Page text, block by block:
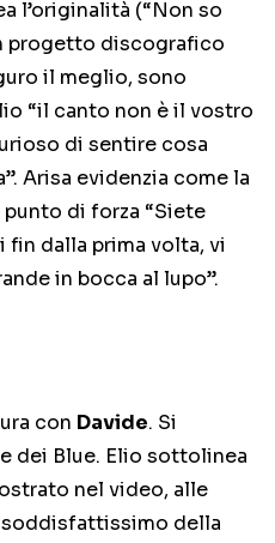
l’originalità (“Non so
progetto discografico
il meglio, sono
“il canto non è il vostro
di sentire cosa
Arisa evidenzia come la
di forza “Siete
dalla prima volta, vi
in bocca al lupo”.
con Davide. Si
dei Blue. Elio sottolinea
nel video, alle
della